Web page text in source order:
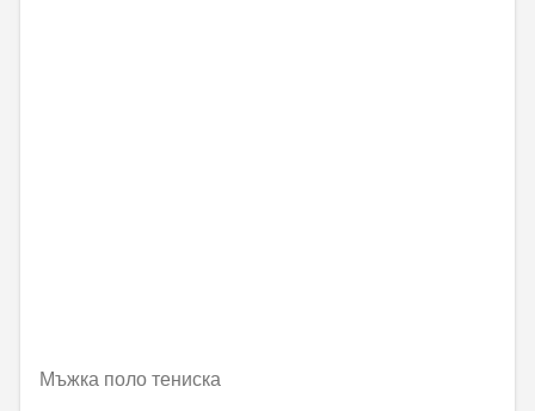
Мъжка поло тениска